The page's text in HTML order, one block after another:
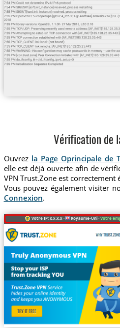
Vérification de
Ouvrez la Page Oprincipale de
elle est déjà ouverte afin de
VPN Trust.Zone est correctement
Vous pouvez également visiter
Connexion.
Votre IP: x.x.x.x · Royaume-Uni ·Votre